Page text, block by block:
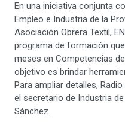
En una iniciativa conjunta
Empleo e Industria de la
Asociación Obrera Textil,
programa de formación
meses en Competencias
objetivo es brindar
Para ampliar detalles,
el secretario de Industria
Sánchez.